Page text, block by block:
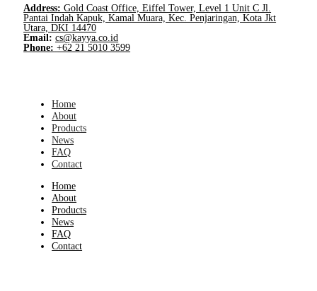
Address: Gold Coast Office, Eiffel Tower, Level 1 Unit C Jl.
Pantai Indah Kapuk, Kamal Muara, Kec. Penjaringan, Kota Jkt
Utara, DKI 14470
Email: cs@kayya.co.id
Phone: +62 21 5010 3599
Home
About
Products
News
FAQ
Contact
Home
About
Products
News
FAQ
Contact